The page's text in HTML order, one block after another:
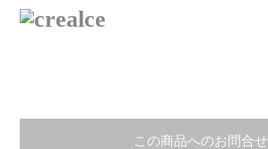
この商品へのお問合せ